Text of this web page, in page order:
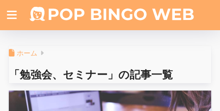
ホーム
「勉強会、セミナー」の記事一覧